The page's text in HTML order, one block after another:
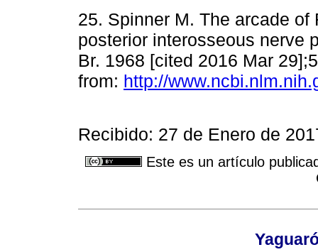
25. Spinner M. The arcade
posterior interosseous nerve
Br. 1968 [cited 2016 Mar
from: http://
Recibido: 27 de Enero de
Este es un artículo